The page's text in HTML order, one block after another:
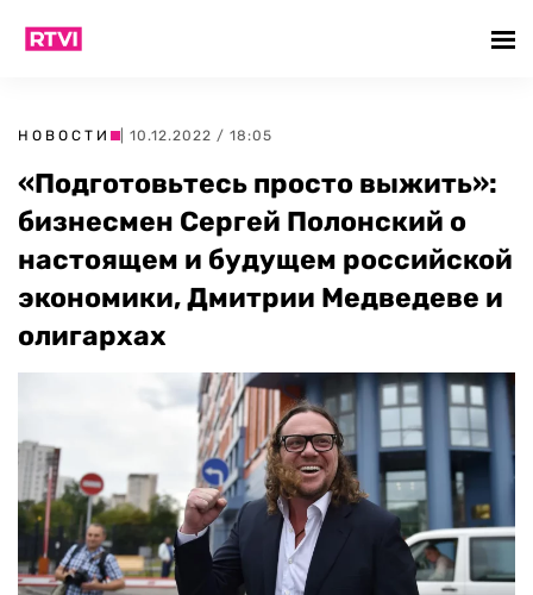
НОВОСТИ | 10.12.2022 / 18:05
«Подготовьтесь просто выжить»:
бизнесмен Сергей Полонский о
настоящем и будущем российской
экономики, Дмитрии Медведеве и
олигархах